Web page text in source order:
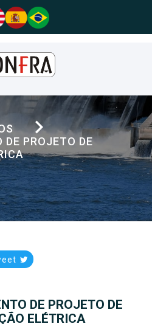
navigate_next
DE PROJETO DE
DE PROJETO DE
ELÉTRICA